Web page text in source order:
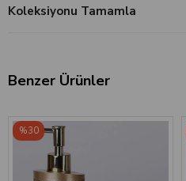
Koleksiyonu Tamamla
Benzer Ürünler
%30